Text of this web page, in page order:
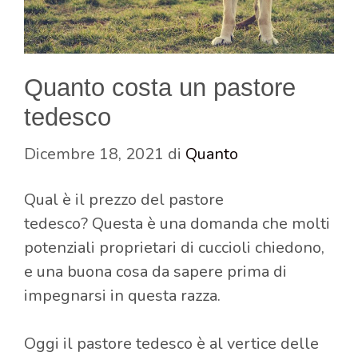
Quanto costa un pastore
tedesco
Dicembre 18, 2021 di Quanto
Qual è il prezzo del pastore
tedesco? Questa è una domanda che molti
potenziali proprietari di cuccioli chiedono,
e una buona cosa da sapere prima di
impegnarsi in questa razza.
Oggi il pastore tedesco è al vertice delle